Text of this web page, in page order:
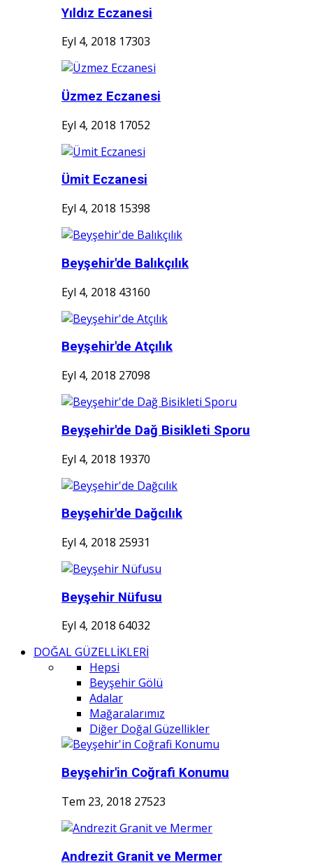
Yıldız Eczanesi
Eyl 4, 2018 17303
Üzmez Eczanesi
Eyl 4, 2018 17052
Ümit Eczanesi
Eyl 4, 2018 15398
Beyşehir'de Balıkçılık
Eyl 4, 2018 43160
Beyşehir'de Atçılık
Eyl 4, 2018 27098
Beyşehir'de Dağ Bisikleti Sporu
Eyl 4, 2018 19370
Beyşehir'de Dağcılık
Eyl 4, 2018 25931
Beyşehir Nüfusu
Eyl 4, 2018 64032
DOĞAL GÜZELLİKLERİ
Hepsi
Beyşehir Gölü
Adalar
Mağaralarımız
Diğer Doğal Güzellikler
Beyşehir'in Coğrafi Konumu
Tem 23, 2018 27523
Andrezit Granit ve Mermer